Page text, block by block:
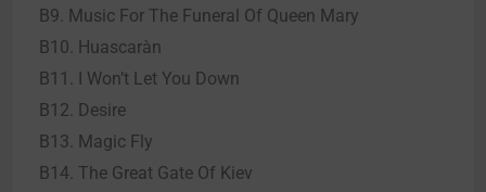
B9. Music For The Funeral Of Queen Mary
B10. Huascaràn
B11. I Won’t Let You Down
B12. Desire
B13. Magic Fly
B14. The Great Gate Of Kiev